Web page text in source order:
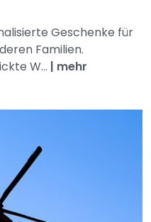
Geschenke für
Familien.
W... | mehr